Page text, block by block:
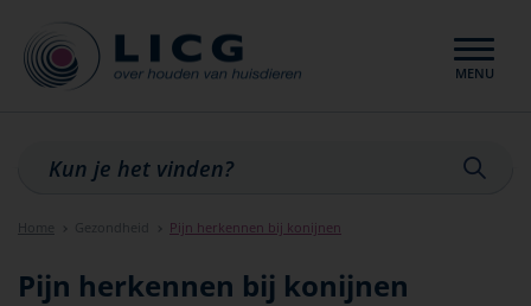
MENU
Home Gezondheid Pijn herkennen bij konijnen
Pijn herkennen bij konijnen